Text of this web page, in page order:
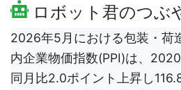
ロボット君のつぶ
2026年5月における包装・荷
内企業物価指数(PPI)は、
同月比2.0ポイント上昇し